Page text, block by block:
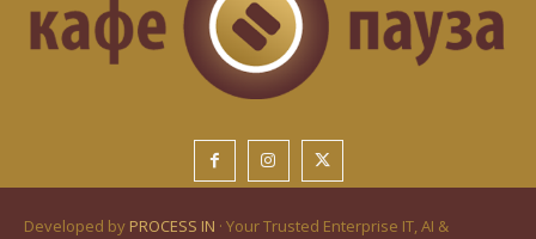
Developed by PROCESS IN · Your Trusted Enterprise IT, AI &